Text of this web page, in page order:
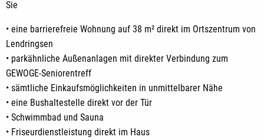
Sie
• eine barrierefreie Wohnung auf 38 m² direkt im Ortszentrum von
Lendringsen
• parkähnliche Außenanlagen mit direkter Verbindung zum
GEWOGE-Seniorentreff
• sämtliche Einkaufsmöglichkeiten in unmittelbarer Nähe
• eine Bushaltestelle direkt vor der Tür
• Schwimmbad und Sauna
• Friseurdienstleistung direkt im Haus